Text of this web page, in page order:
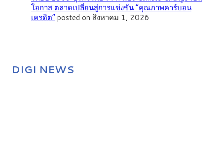
โอกาส ตลาดเปลี่ยนสู่การแข่งขัน “คุณภาพคาร์บอน
เครดิต”posted on สิงหาคม 1, 2026
DIGI NEWS